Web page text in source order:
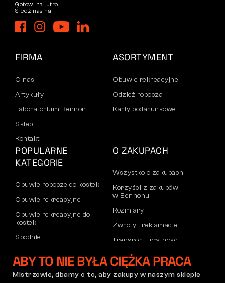
Gotowi na jutro
Śledź nas na
FIRMA
O nas
Artykuły
Laboratorium Bennon
Sklep
Kontakt
ASORTYMENT
Obuwie rekreacyjne
Odzież robocza
Karty podarunkowe
POPULARNE
KATEGORIE
Obuwie robocze do kostek
Obuwie rekreacyjne
Obuwie rekreacyjne do
kostek
Spodnie
O ZAKUPACH
Wszystko o zakupach
Korzyści z zakupów
w Bennonu
Rozmiary
Zwroty i reklamacje
Transport i płatność
Konto firmowe
Rejestracja partnerów B2B
ABY TO NIE BYŁA CIĘŻKA PRACA
Mistrzowie, dbamy o to, aby zakupy w naszym sklepie